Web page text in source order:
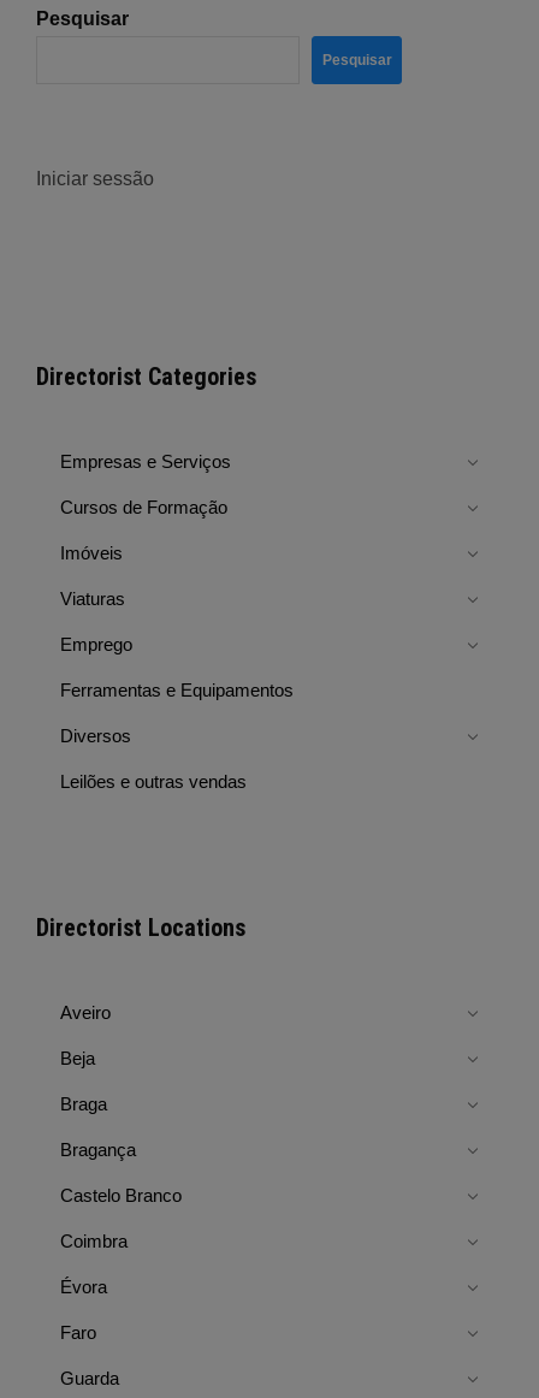
Pesquisar
Pesquisar
Iniciar sessão
Directorist Categories
Empresas e Serviços
Cursos de Formação
Imóveis
Viaturas
Emprego
Ferramentas e Equipamentos
Diversos
Leilões e outras vendas
Directorist Locations
Aveiro
Beja
Braga
Bragança
Castelo Branco
Coimbra
Évora
Faro
Guarda